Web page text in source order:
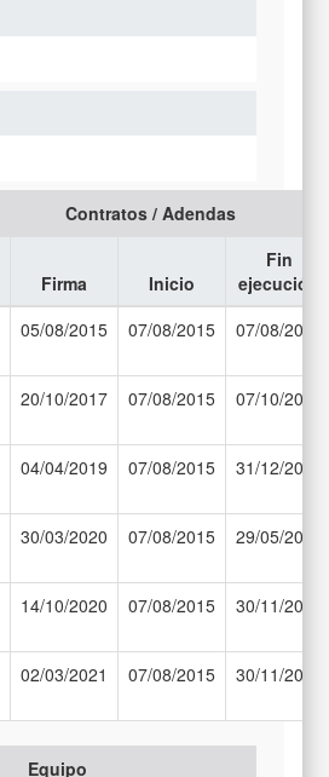
Contratos / Adendas
Firma Inicio
Fin
ejecución
05/08/2015 07/08/2015 07/08/2017
20/10/2017 07/08/2015 07/10/2018
04/04/2019 07/08/2015 31/12/2019
30/03/2020 07/08/2015 29/05/2020
14/10/2020 07/08/2015 30/11/2020
02/03/2021 07/08/2015 30/11/2020
Equipo